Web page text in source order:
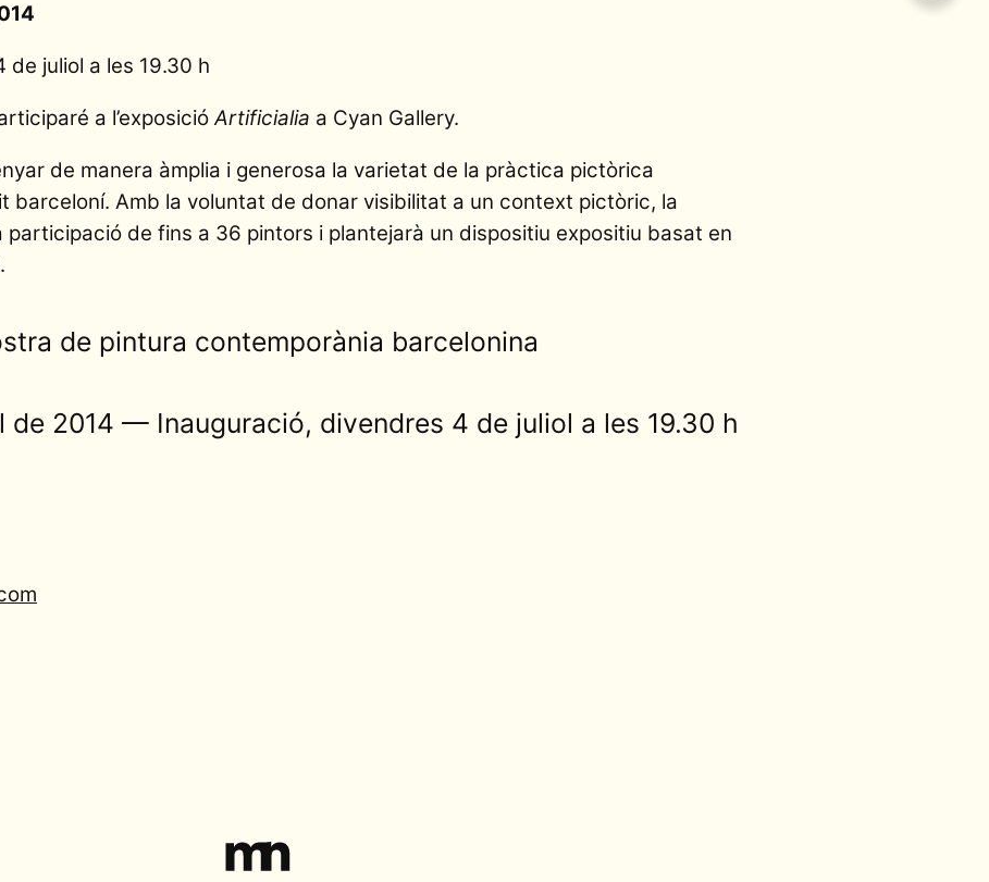
juliol a les 19.30 h
a l’exposicióArtificialia a Cyan Gallery.
de manera àmplia i generosa la varietat de la pràctica pictòrica
barceloní. Amb la voluntat de donar visibilitat a un context pictòric, la
participació de fins a 36 pintors i plantejarà un dispositiu expositiu basat en
de pintura contemporània barcelonina
de 2014 — Inauguració, divendres 4 de juliol a les 19.30 h